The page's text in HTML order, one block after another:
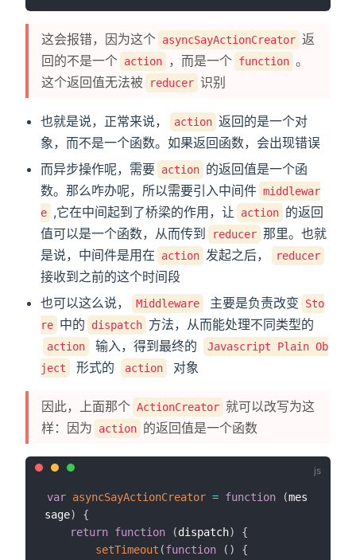
这会报错，因为这个 asyncSayActionCreator 返
回的不是一个 action ，而是一个 function 。
这个返回值无法被
reducer 识别
也就是说，正常来说， action 返回的是一个对
象，而不是一个函数。如果返回函数，会出现错误
而异步操作呢，需要 action 的返回值是一个函
数。那么咋办呢，所以需要引入中间件 middlewar
e ,它在中间起到了桥梁的作用，让 action 的返回
值可以是一个函数，从而传到
reducer 那里。也就
是说，中间件是用在
action 发起之后， reducer
接收到之前的这个时间段
也可以这么说，
Middleware 主要是负责改变
Sto
re 中的 dispatch 方法，从而能处理不同类型的
action 输入，得到最终的
Javascript Plain Ob
ject
形式的 action 对象
因此，上面那个 ActionCreator 就可以改写为这
样：因为
action 的返回值是一个函数
var asyncSayActionCreator = function (mes
sage)
{
return function (dispatch)
{
setTimeout (function ( )
{